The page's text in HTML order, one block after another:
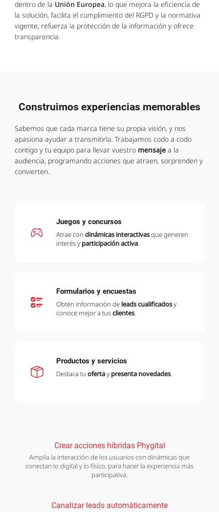
dentro de la Unión Europea, lo que mejora la eficiencia de
la solución, facilita el cumplimiento del RGPD y la normativa
vigente, refuerza la protección de la información y ofrece
transparencia.
Construimos experiencias memorables
Sabemos que cada marca tiene su propia visión, y nos
apasiona ayudar a transmitirla. Trabajamos codo a codo
contigo y tu equipo para llevar vuestro mensaje a la
audiencia, programando acciones que atraen, sorprenden y
convierten.
Juegos y concursos
Atrae con dinámicas interactivasque generen
interés y participación activa.
Formularios y encuestas
Obtén información de leads cualificadosy
conoce mejor a tusclientes.
Productos y servicios
Destaca tu ofertay presenta novedades.
Crear acciones híbridas Phygital
Amplía la interacción de los usuarios con dinámicas que
conectan lo digital y lo físico, para hacer la experiencia más
participativa.
Canalizar leads automáticamente